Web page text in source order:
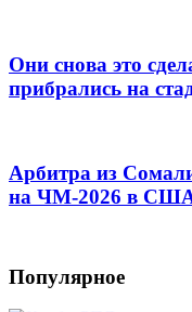
Они снова это
прибрались на
Арбитра из
на ЧМ-2026 в
Популярное